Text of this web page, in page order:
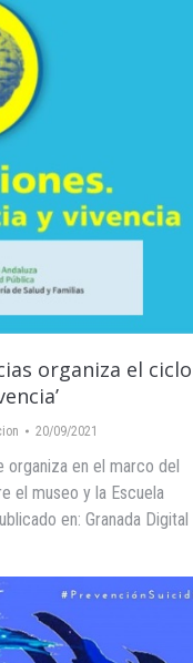
organiza el ciclo
20/09/2021
organiza en el marco del
el museo y la Escuela
en: Granada Digital